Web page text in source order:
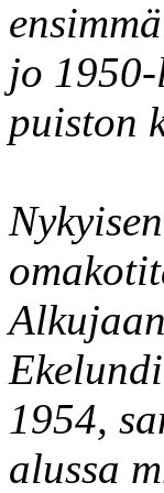
jo
puiston
1954,
alussa